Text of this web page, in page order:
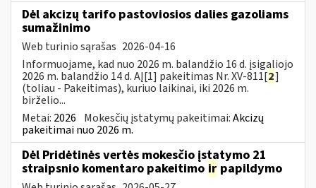
Dėl akcizų tarifo pastoviosios dalies gazoliams
sumažinimo
Web turinio sąrašas 2026-04-16
Informuojame, kad nuo 2026 m. balandžio 16 d. įsigaliojo
2026 m. balandžio 14 d. AĮ[1] pakeitimas Nr. XV-811[2]
(toliau - Pakeitimas), kuriuo laikinai, iki 2026 m.
birželio...
Metai: 2026 Mokesčių įstatymų pakeitimai:Akcizų
pakeitimai nuo 2026 m.
Dėl Pridėtinės vertės mokesčio įstatymo 21
straipsnio komentaro pakeitimo ir papildymo